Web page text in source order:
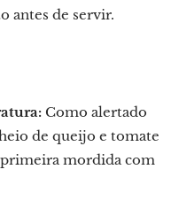
antes de servir.
Como alertado
de queijo e tomate
mordida com